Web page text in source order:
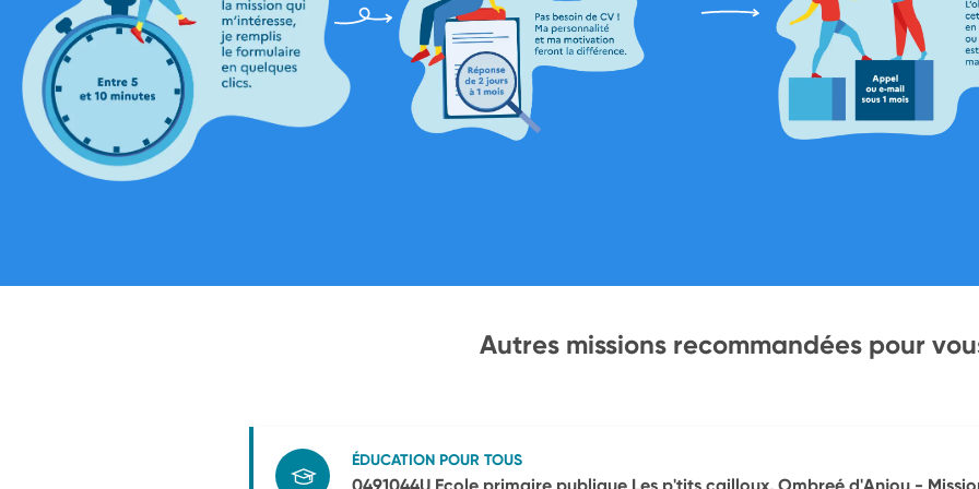
Autres missions recommandées pour
ÉDUCATION POUR TOUS
0491044U Ecole primaire publique Les p'tits cailloux, Ombreé d'Anjou -